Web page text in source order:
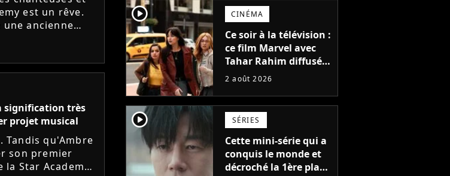
est un rêve.
ancienne
n'est pas
signification très
projet musical
Tandis qu'Ambre
son premier
la Star Academy
possède des
enregistrements
inédits
player2 CINÉMA
Ce soir à la télévision :
ce film Marvel avec
Tahar Rahim diffusé
pour la toute
France
2 août 2026
player2 SÉRIES
Cette mini-série qui a
conquis le monde et
décroché la 1ère place